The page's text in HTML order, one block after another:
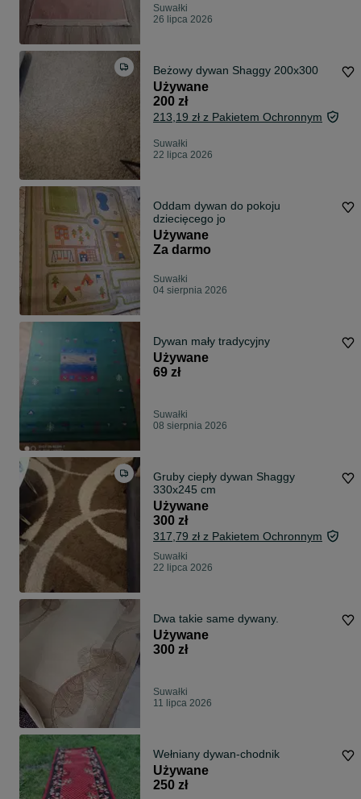
Suwałki
26 lipca 2026
Beżowy dywan Shaggy 200x300
Używane
200 zł
213,19 zł z Pakietem Ochronnym
Suwałki
22 lipca 2026
Oddam dywan do pokoju
dziecięcego jo
Używane
Za darmo
Suwałki
04 sierpnia 2026
Dywan mały tradycyjny
Używane
69 zł
Suwałki
08 sierpnia 2026
Gruby ciepły dywan Shaggy
330x245 cm
Używane
300 zł
317,79 zł z Pakietem Ochronnym
Suwałki
22 lipca 2026
Dwa takie same dywany.
Używane
300 zł
Suwałki
11 lipca 2026
Wełniany dywan-chodnik
Używane
250 zł